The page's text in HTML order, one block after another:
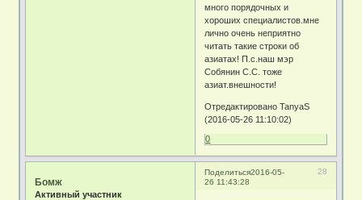
много порядочных и
хороших специалистов.мне
лично очень неприятно
читать такие строки об
азиатах! П.с.наш мэр
Собянин С.С. тоже
азиат.внешности!
Отредактировано TanyaS
(2016-05-26 11:10:02)
0
Поделиться 28
2016-05-
26 11:43:28
Бомж
Активный участник